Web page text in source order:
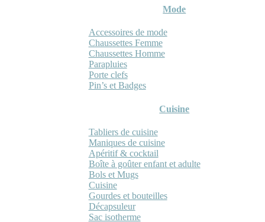
Mode
Accessoires de mode
Chaussettes Femme
Chaussettes Homme
Parapluies
Porte clefs
Pin’s et Badges
Cuisine
Tabliers de cuisine
Maniques de cuisine
Apéritif & cocktail
Boîte à goûter enfant et adulte
Bols et Mugs
Cuisine
Gourdes et bouteilles
Décapsuleur
Sac isotherme